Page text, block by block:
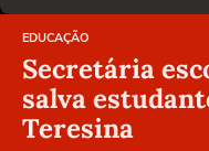
EDUCAÇÃO
Secretária
salva
Teresina